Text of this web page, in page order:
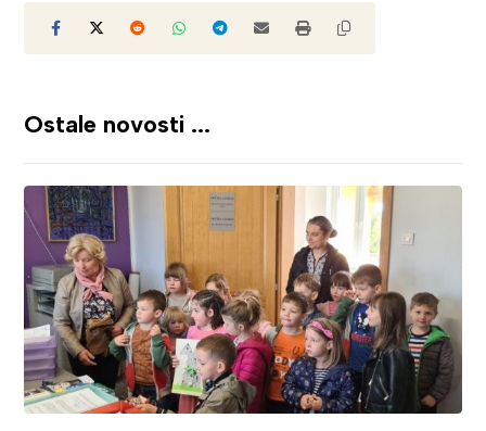
Ostale novosti ...